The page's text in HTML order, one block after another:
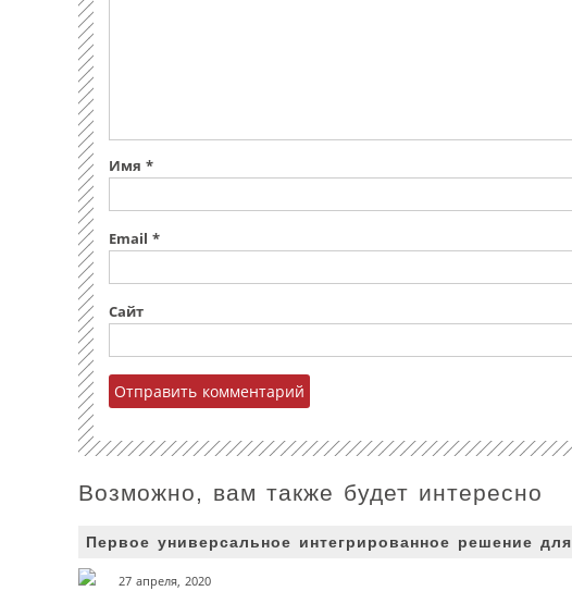
Имя *
Email *
Сайт
Возможно, вам также будет интересно
Первое универсальное интегрированное решение
27 апреля, 2020